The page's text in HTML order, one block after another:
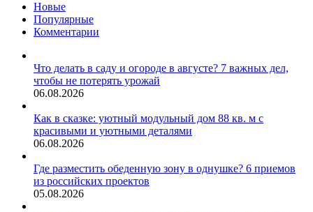
Новые
Популярные
Комментарии
Что делать в саду и огороде в августе? 7 важных дел,
чтобы не потерять урожай
06.08.2026
Как в сказке: уютный модульный дом 88 кв. м с
красивыми и уютными деталями
06.08.2026
Где разместить обеденную зону в однушке? 6 приемов
из российских проектов
05.08.2026